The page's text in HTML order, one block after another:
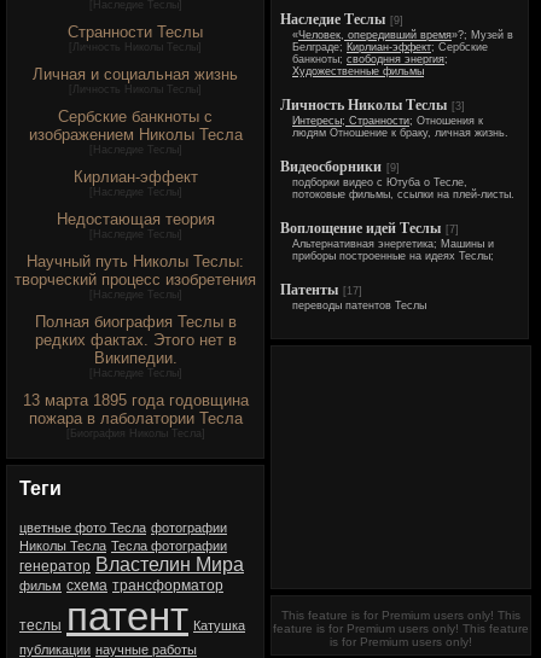
Наследие Теслы]
Странности Теслы
Личность Николы Теслы
Личная и социальная жизнь
Личность Николы Теслы
Сербские банкноты с
изображением Николы Тесла
Наследие Теслы]
Кирлиан-эффект
Наследие Теслы]
Недостающая теория
Наследие Теслы]
Научный путь Николы Теслы:
творческий процесс изобретения
Наследие Теслы]
Полная биография Теслы в
редких фактах. Этого нет в
Википедии.
Наследие Теслы]
13 марта 1895 года годовщина
пожара в лаболатории Тесла
Биография Николы Тесла
Теги
цветные фото Тесла фотографии
Николы Тесла Тесла фотографии
генератор Властелин Мира
фильм схема трансформатор
теслы патент Катушка
публикации научные работы
Наследие Теслы [9]
«Человек, опередивший время»?; Музей в
Белграде; Кирлиан-эффект; Сербские
банкноты; свободння энергия;
Художественные фильмы
Личность Николы Теслы [3]
Интересы; Странности; Отношения к
людям Отношение к браку, личная жизнь.
Видеосборники [9]
подборки видео с Ютуба о Тесле,
потоковые фильмы, ссылки на плей-листы.
Воплощение идей Теслы [7]
Альтернативная энергетика; Машины и
приборы построенные на идеях Теслы;
Патенты [17]
переводы патентов Теслы
This feature is for Premium users only! This
feature is for Premium users only! This feature
is for Premium users only!